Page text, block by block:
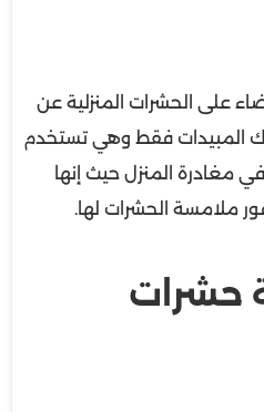
على الحشرات المنزلية عن
المبيدات فقط وهي تستخدم
مغادرة المنزل حيث إنها
ملامسة الحشرات لها.
حشرات